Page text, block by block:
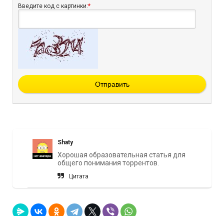
Введите код с картинки:*
Отправить
Shaty
Хорошая образовательная статья для
общего понимания торрентов.
Цитата